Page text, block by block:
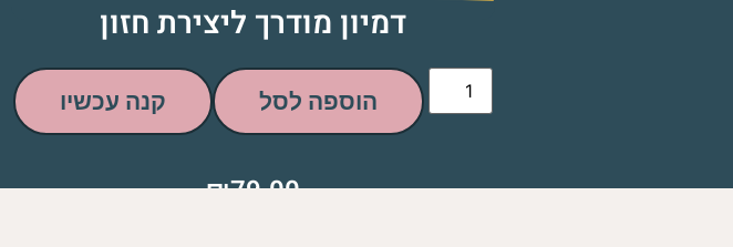
דמיון מודרך ליצירת חזון
הוספה לסל קנה עכשיו
₪79.00